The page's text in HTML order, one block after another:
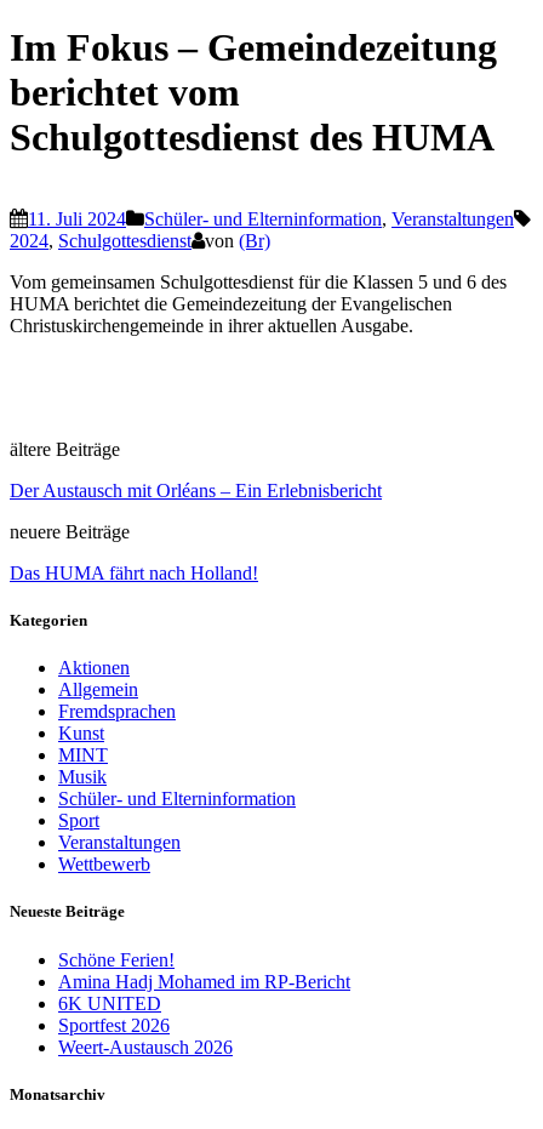
Im Fokus – Gemeindezeitung
berichtet vom
Schulgottesdienst des HUMA
11. Juli 2024 Schüler- und Elterninformation, Veranstaltungen
2024, Schulgottesdienst von (Br)
Vom gemeinsamen Schulgottesdienst für die Klassen 5 und 6 des
HUMA berichtet die Gemeindezeitung der Evangelischen
Christuskirchengemeinde in ihrer aktuellen Ausgabe.
ältere Beiträge
Der Austausch mit Orléans – Ein Erlebnisbericht
neuere Beiträge
Das HUMA fährt nach Holland!
Kategorien
Aktionen
Allgemein
Fremdsprachen
Kunst
MINT
Musik
Schüler- und Elterninformation
Sport
Veranstaltungen
Wettbewerb
Neueste Beiträge
Schöne Ferien!
Amina Hadj Mohamed im RP-Bericht
6K UNITED
Sportfest 2026
Weert-Austausch 2026
Monatsarchiv